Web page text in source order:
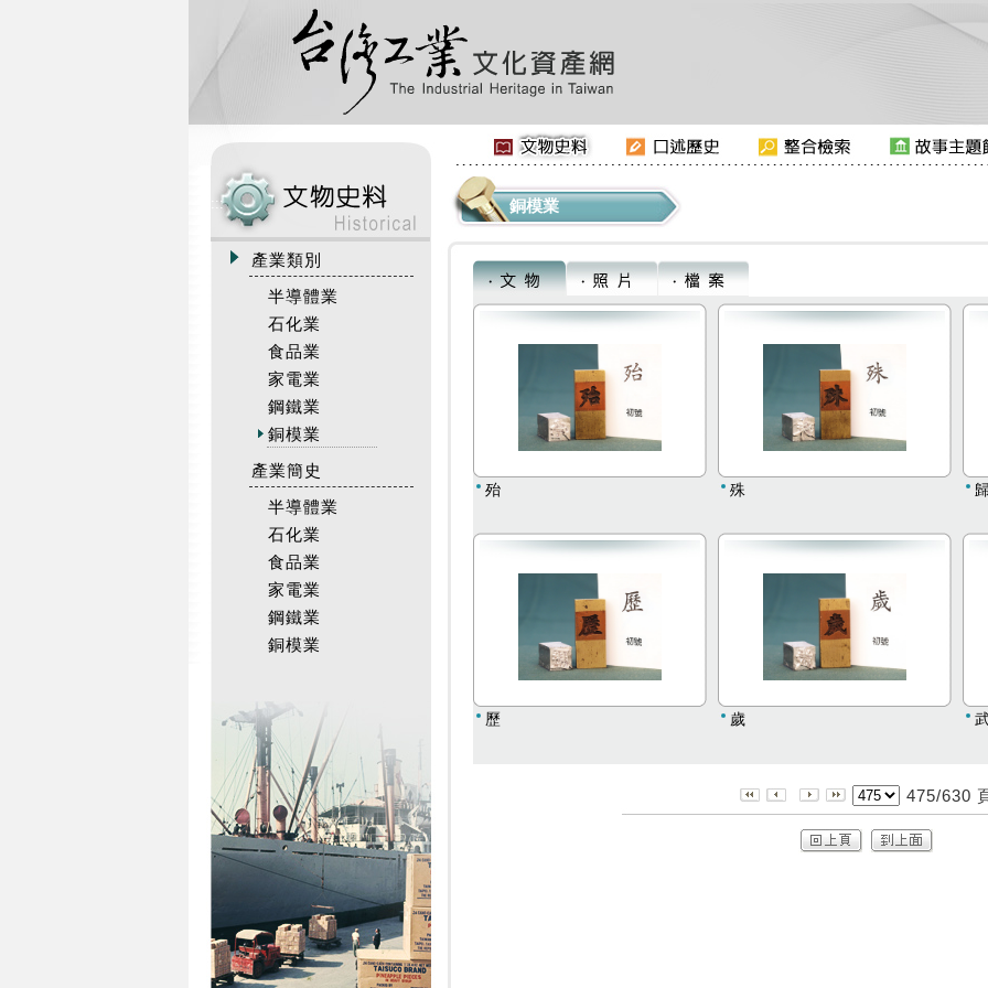
:::
產業類別
半導體業
石化業
食品業
家電業
鋼鐵業
銅模業
產業簡史
半導體業
石化業
食品業
家電業
鋼鐵業
銅模業
銅模業
殆 殊
歷 歲
475/630